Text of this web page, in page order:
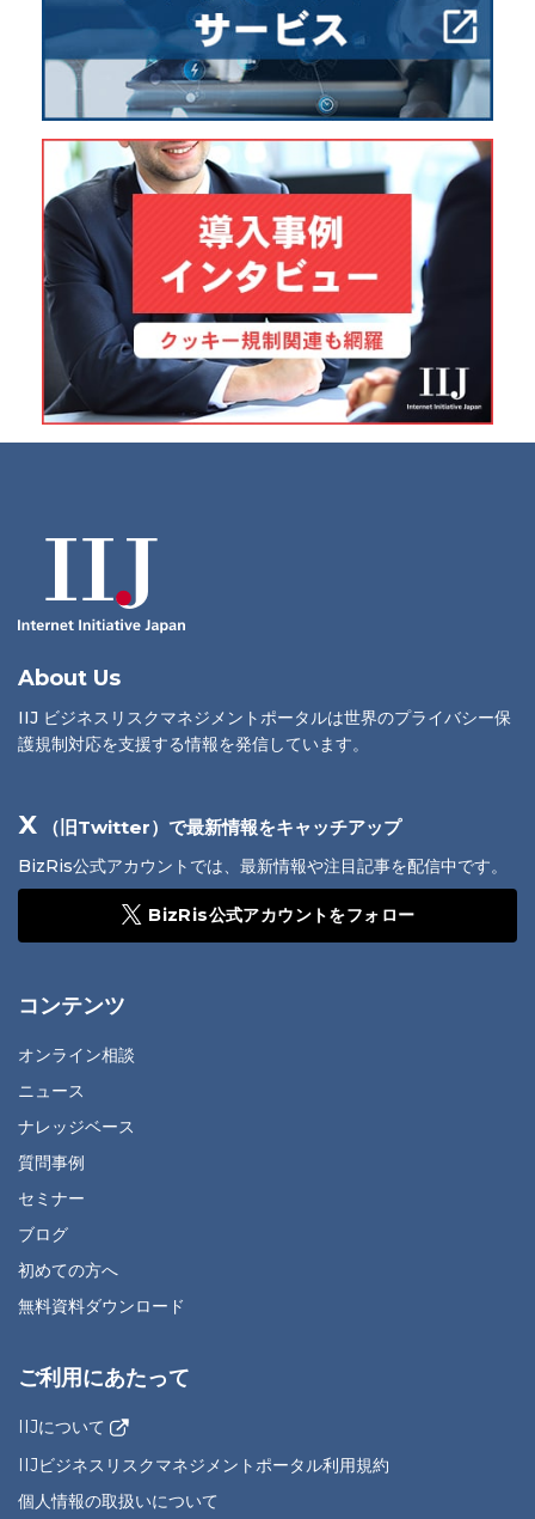
About Us
IIJ ビジネスリスクマネジメントポータルは世界のプライバシー保
護規制対応を支援する情報を発信しています。
X （旧Twitter）で最新情報をキャッチアップ
BizRis公式アカウントでは、最新情報や注目記事を配信中です。
BizRis公式アカウントをフォロー
コンテンツ
オンライン相談
ニュース
ナレッジベース
質問事例
セミナー
ブログ
初めての方へ
無料資料ダウンロード
ご利用にあたって
IIJについて
IIJビジネスリスクマネジメントポータル利用規約
個人情報の取扱いについて